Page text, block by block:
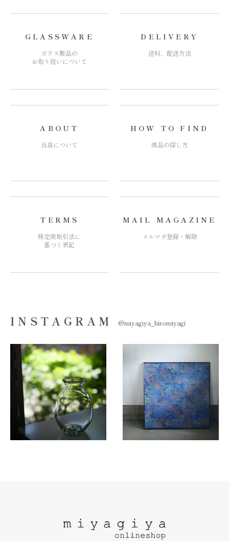
GLASSWARE
ガラス製品の
お取り扱いについて
DELIVERY
送料、配送方法
ABOUT
当店について
HOW TO FIND
商品の探し方
TERMS
特定商取引法に
基づく表記
MAIL MAGAZINE
メルマガ登録・解除
INSTAGRAM @miyagiya_hiromiyagi